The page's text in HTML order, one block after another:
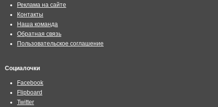
Реклама на сайте
Контакты
Наша команда
Обратная связь
Пользовательское соглашение
Социалочки
Facebook
Flipboard
Twitter